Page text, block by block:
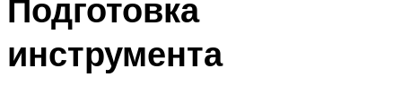
Подготовка
инструмента